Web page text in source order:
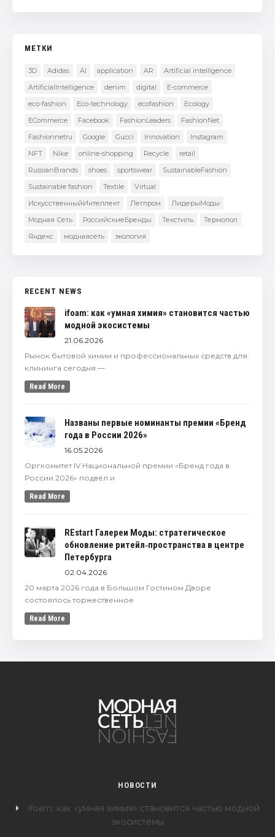
МЕТКИ
3D Adidas AI application AR
Artificial intelligence
ArtificialIntelligence
denim digital
E-commerce
eco-fashion
Eco-technology ecofashion
Ecology
ECommerce
Facebook FashionLeaders
FashionNet
Fashionnetru
Google Gucci Innovation
Instagram
NFT
Nike online-shopping Recycle
retail
RussianBrands
shoes sportswear
SustainableFashion
Sustainable fashion
Textile
Virtual
ИскусственныйИнтеллект
Легпром
ЛидерыМоды
Модная Сеть
РоссийскиеБренды Текстиль
Термопол
Яндекс
моднаясеть экология
RECENT NEWS
ifoam: как «умная химия» становится частью
модной экосистемы
21.06.2026
Рынок бытовой химии и профессиональных средств для
клининга сегодня —
Read More
Названы первые номинанты премии «Бренд
года в России 2026»
16.05.2026
Оргкомитет IV Национальной премии «Бренд года в
России 2026» подвёл и
Read More
REstart Галереи Моды: стратегическое
обновление ритейл‑пространства в центре
Петербурга
02.04.2026
20 марта 2026 года в Большом Гостином Дворе
состоялось торжественное
Read More
НОВОСТИ
ifoam: как «умная химия» становится частью модной
экосистемы